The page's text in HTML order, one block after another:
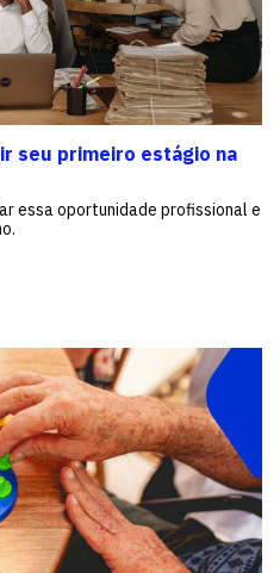
seu primeiro estágio na
essa oportunidade profissional e